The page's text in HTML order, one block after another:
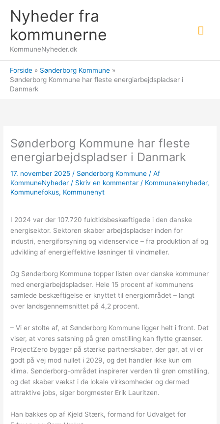
indholdet
Nyheder fra
kommunerne
KommuneNyheder.dk
Forside
Sønderborg Kommune
Sønderborg Kommune har fleste energiarbejdspladser i
Danmark
Sønderborg Kommune har fleste
energiarbejdspladser i Danmark
17. november 2025 / Sønderborg Kommune / Af
KommuneNyheder / Skriv en kommentar / Kommunalenyheder,
Kommunefokus, Kommunenyt
I 2024 var der 107.720 fuldtidsbeskæftigede i den danske
energisektor. Sektoren skaber arbejdspladser inden for
industri, energiforsyning og videnservice – fra produktion af og
udvikling af energieffektive løsninger til vindmøller.
Og Sønderborg Kommune topper listen over danske kommuner
med energiarbejdspladser. Hele 15 procent af kommunens
samlede beskæftigelse er knyttet til energiområdet – langt
over landsgennemsnittet på 4,2 procent.
– Vi er stolte af, at Sønderborg Kommune ligger helt i front. Det
viser, at vores satsning på grøn omstilling kan flytte grænser.
ProjectZero bygger på stærke partnerskaber, der gør, at vi er
godt på vej mod nullet i 2029, og det handler ikke kun om
klima. Sønderborg-området inspirerer verden til grøn omstilling,
og det skaber vækst i de lokale virksomheder og dermed
attraktive jobs, siger borgmester Erik Lauritzen.
Han bakkes op af Kjeld Stærk, formand for Udvalget for